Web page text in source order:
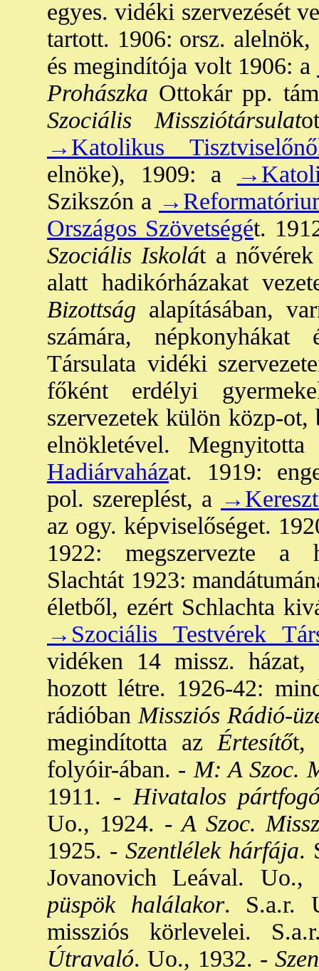
egyes. vidéki szervezését
tartott. 1906: orsz.
és megindítója volt 1906: a
Prohászka Ottokár pp.
Szociális Missziótársulat
→Katolikus
elnöke), 1909: a
Szikszón a
Országos Szövetségét.
Szociális Iskolát a
alatt hadikórházakat
Bizottság alapításában,
számára,
Társulata vidéki
főként erdélyi
szervezetek külön közp-
elnökletével.
Hadiárvaházat. 1919:
pol. szereplést, a
az ogy. képviselőséget.
1922: megszervezte a
Slachtát 1923:
életből, ezért Schlachta
→Szociális Testvérek
vidéken 14 missz.
hozott létre. 1926-42:
rádióban Missziós Rádió-
megindította az Értesítőt,
folyóir-ában. - M: A Szoc.
1911. - Hivatalos
Uo., 1924. - A Szoc.
1925. - Szentlélek hárfája.
Jovanovich Leával.
püspök halálakor. S.a.r.
missziós körlevelei.
Útravaló. Uo., 1932. -